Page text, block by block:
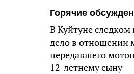
Горячие
В Куйтуне следком
дело в отношении
передавшего
12-летнему сыну